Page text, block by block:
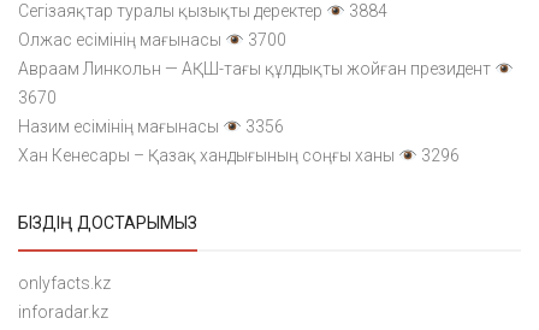
Сегізаяқтар туралы қызықты деректер
3884
Олжас есімінің мағынасы
3700
Авраам Линкольн — АҚШ-тағы құлдықты жойған президент
3670
Назим есімінің мағынасы
3356
Хан Кенесары – Қазақ хандығының соңғы ханы
3296
БІЗДІҢ ДОСТАРЫМЫЗ
onlyfacts.kz
inforadar.kz